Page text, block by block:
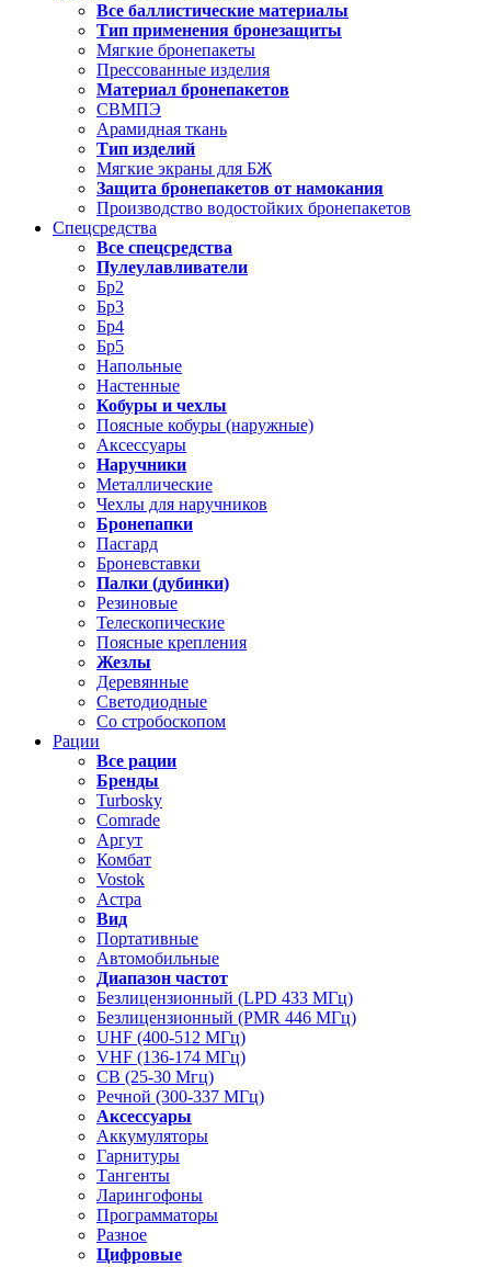
Все баллистические материалы
Тип применения бронезащиты
Мягкие бронепакеты
Прессованные изделия
Материал бронепакетов
СВМПЭ
Арамидная ткань
Тип изделий
Мягкие экраны для БЖ
Защита бронепакетов от намокания
Производство водостойких бронепакетов
Спецсредства
Все спецсредства
Пулеулавливатели
Бр2
Бр3
Бр4
Бр5
Напольные
Настенные
Кобуры и чехлы
Поясные кобуры (наружные)
Аксессуары
Наручники
Металлические
Чехлы для наручников
Бронепапки
Пасгард
Броневставки
Палки (дубинки)
Резиновые
Телескопические
Поясные крепления
Жезлы
Деревянные
Светодиодные
Со стробоскопом
Рации
Все рации
Бренды
Turbosky
Comrade
Аргут
Комбат
Vostok
Астра
Вид
Портативные
Автомобильные
Диапазон частот
Безлицензионный (LPD 433 МГц)
Безлицензионный (PMR 446 МГц)
UHF (400-512 МГц)
VHF (136-174 МГц)
CB (25-30 Мгц)
Речной (300-337 МГц)
Аксессуары
Аккумуляторы
Гарнитуры
Тангенты
Ларингофоны
Программаторы
Разное
Цифровые